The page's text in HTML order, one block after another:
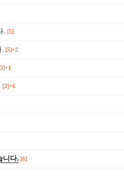
. [5]
. [5]+2
[2]+6
니다. [6]